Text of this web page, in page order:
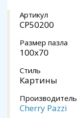
Артикул
CP50200
Размер пазла
100x70
Стиль
Картины
Производитель
Cherry Pazzi